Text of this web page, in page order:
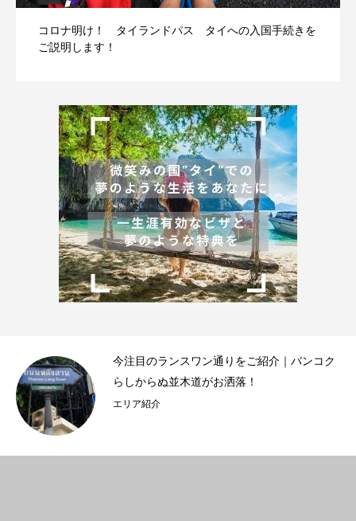
コロナ明け！ タイランドパス タイへの入国手続きを
ご説明します！
今注目のランスワン通りをご紹介｜バンコク
らしからぬ並木道がお洒落！
エリア紹介